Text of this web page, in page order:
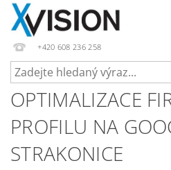
+420 608 236 258
OPTIMALIZACE
PROFILU NA
STRAKONICE